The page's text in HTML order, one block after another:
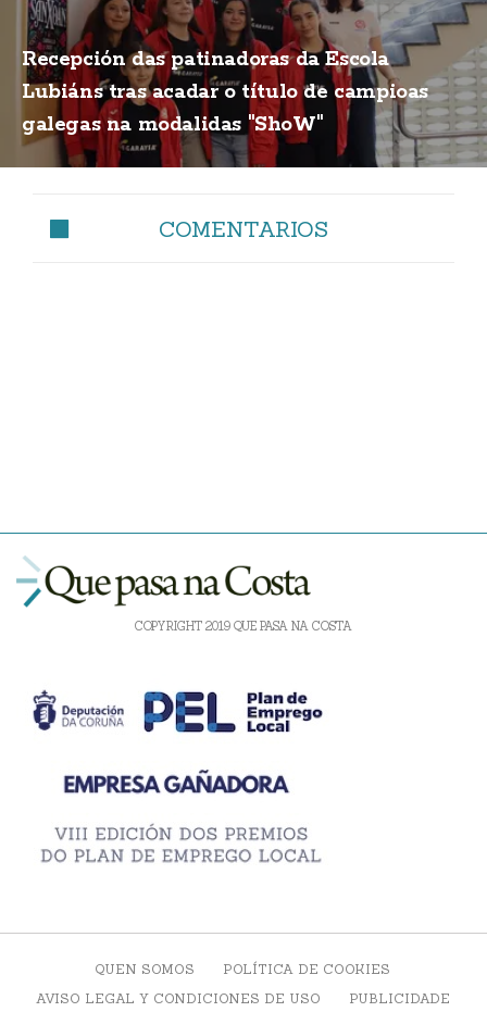
Recepción das patinadoras da Escola
Lubiáns tras acadar o título de campioas
galegas na modalidas "ShoW"
COMENTARIOS
COPYRIGHT 2019 QUE PASA NA COSTA
QUEN SOMOS
POLÍTICA DE COOKIES
AVISO LEGAL Y CONDICIONES DE USO
PUBLICIDADE